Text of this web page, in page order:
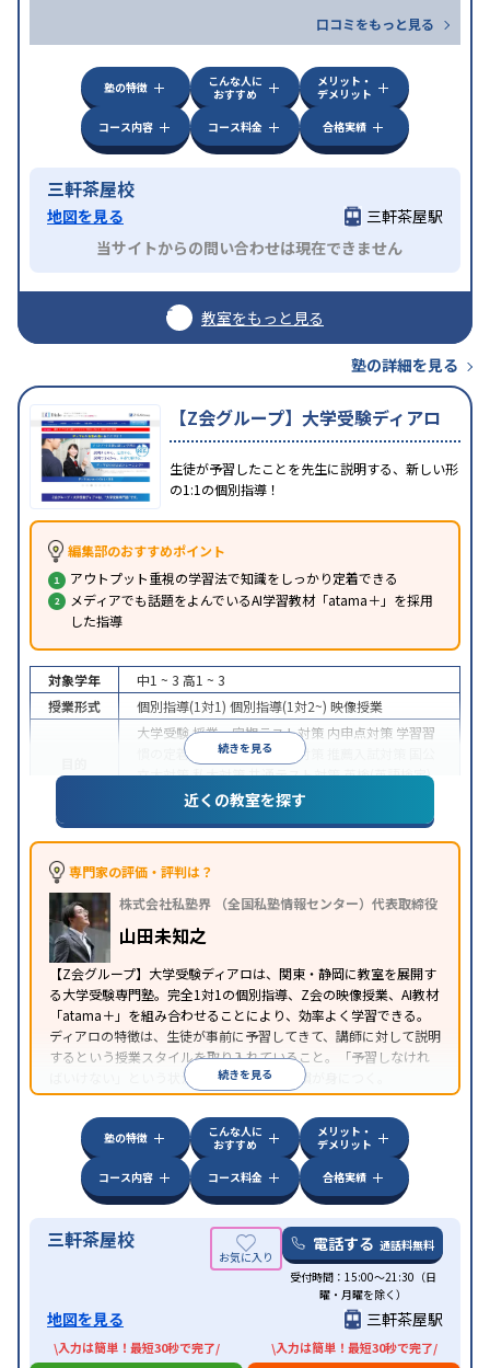
口コミをもっと見る
塾の特徴
こんな人に
おすすめ
メリット・
デメリット
コース内容
コース料金 合格実績
三軒茶屋校
地図を見る
三軒茶屋駅
当サイトからの問い合わせは現在できません
教室をもっと見る
塾の詳細を見る
【Z会グループ】大学受験ディアロ
生徒が予習したことを先生に説明する、新しい形
の1:1の個別指導！
編集部のおすすめポイント
アウトプット重視の学習法で知識をしっかり定着できる
メディアでも話題をよんでいるAI学習教材「atama＋」を採用
した指導
続きを見る
対象学年 中1 ~ 3 高1 ~ 3
授業形式
個別指導(1対1) 個別指導(1対2~) 映像授業
大学受験授業・定期テスト対策 内申点対策 学習習
慣の定着
総合型選抜(旧AO)対策
立大対策私大対策共通テスト対策英検(英語検定)
特徴
中高一貫校生に対応授業の振替可能学習にPC・タ
ブレットを利用1科目から受講可能季節講習のみの
受講可自習室あり
近くの教室を探す
専門家の評価・評判は？
株式会社私塾界 （全国私塾情報センター）代表取締役
山田未知之
【Z会グループ】大学受験ディアロは、関東・静岡に教室を展開す
る大学受験専門塾。完全1対1の個別指導、Z会の映像授業、AI教材
「atama＋」を組み合わせることにより、効率よく学習できる。
ディアロの特徴は、生徒が事前に予習してきて、講師に対して説明
するという授業スタイルを取り入れていること。「予習しなけれ
ばいけない」という状況が生まれ、学習習慣が身につく。
続きを見る
塾の特徴
こんな人に
おすすめ
メリット・
デメリット
コース内容
コース料金 合格実績
三軒茶屋校 電話する 通話料無料
受付時間：15:00～21:30（日
曜・月曜を除く）
地図を見る 三軒茶屋駅
\入力は簡単！最短30秒で完了/ \入力は簡単！最短30秒で完了/